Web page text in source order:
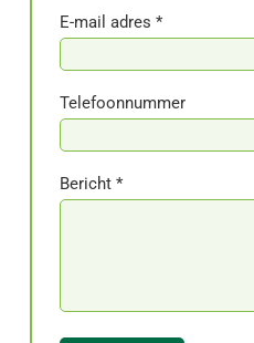
E-mail adres *
Telefoonnummer
Bericht *